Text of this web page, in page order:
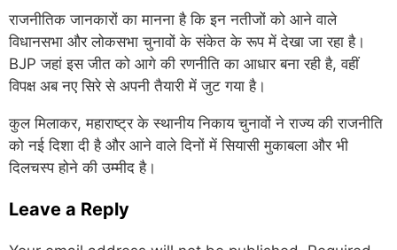
राजनीतिक जानकारों का मानना है कि इन नतीजों को आने वाले
विधानसभा और लोकसभा चुनावों के संकेत के रूप में देखा जा रहा है।
BJP जहां इस जीत को आगे की रणनीति का आधार बना रही है, वहीं
विपक्ष अब नए सिरे से अपनी तैयारी में जुट गया है।
कुल मिलाकर, महाराष्ट्र के स्थानीय निकाय चुनावों ने राज्य की राजनीति
को नई दिशा दी है और आने वाले दिनों में सियासी मुकाबला और भी
दिलचस्प होने की उम्मीद है।
Leave a Reply